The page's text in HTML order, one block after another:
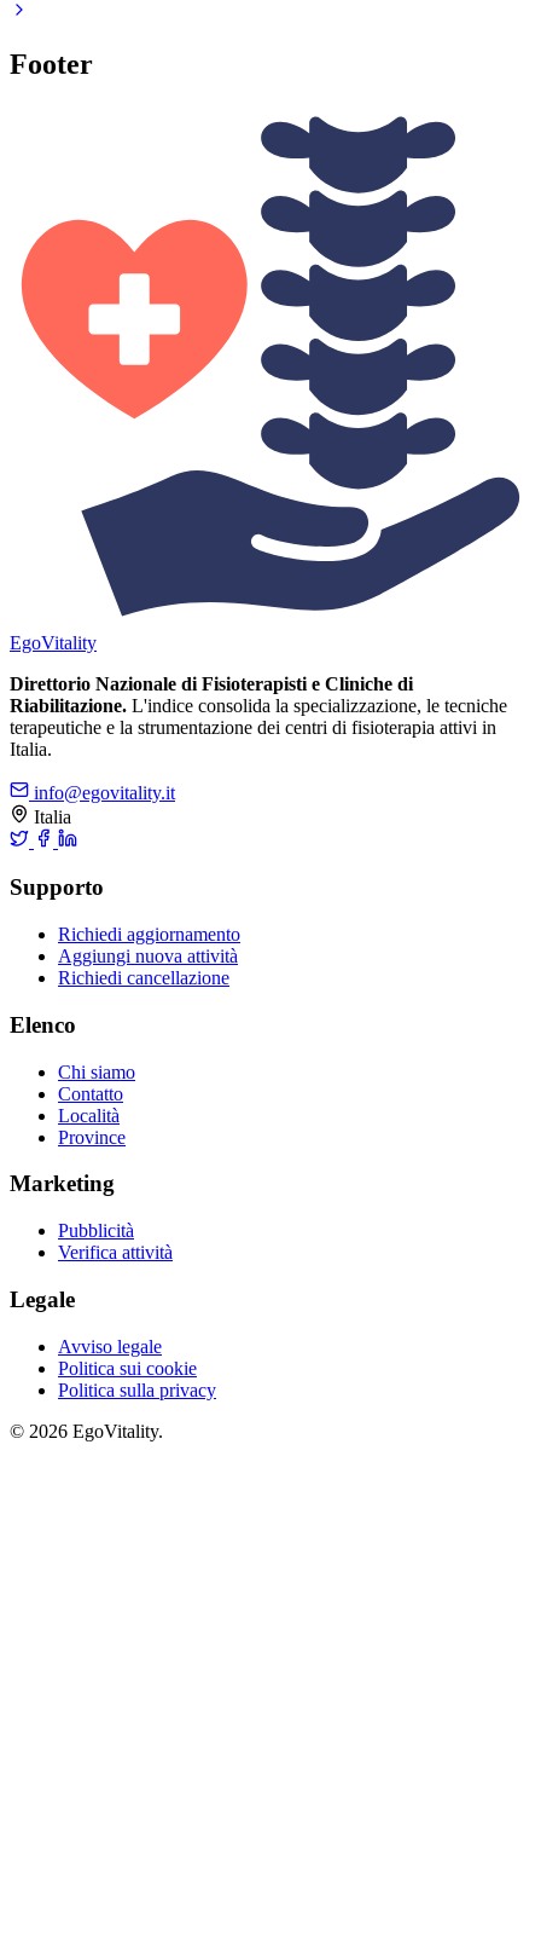
Footer
EgoVitality
Direttorio Nazionale di Fisioterapisti e Cliniche di
Riabilitazione. L'indice consolida la specializzazione, le tecniche
terapeutiche e la strumentazione dei centri di fisioterapia attivi in
Italia.
info@egovitality.it
Italia
Supporto
Richiedi aggiornamento
Aggiungi nuova attività
Richiedi cancellazione
Elenco
Chi siamo
Contatto
Località
Province
Marketing
Pubblicità
Verifica attività
Legale
Avviso legale
Politica sui cookie
Politica sulla privacy
© 2026 EgoVitality.